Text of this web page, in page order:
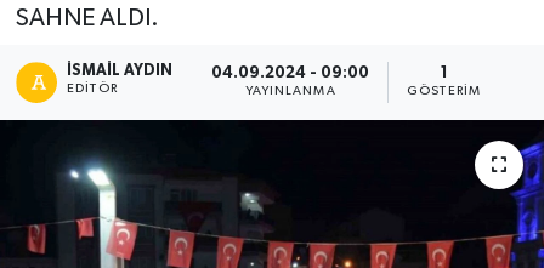
SAHNE ALDI.
İSMAIL AYDIN
EDITÖR
04.09.2024 - 09:00
YAYINLANMA GÖSTERIM